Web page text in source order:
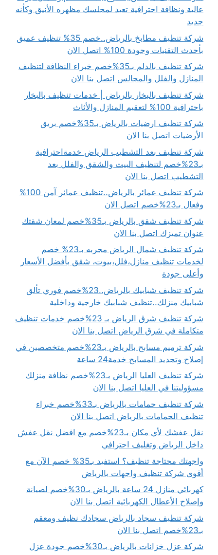
عالية ونظافة احترافية تعيد لمجلسك مظهره الأنيق وكأنه
جديد
شركة تنظيف مطابخ بالرياض..خصم 35% تنظيف عميق
بأحدث التقنيات وجودة 100% اتصل الان
شركة تنظيف بالدلم بـ35%خصم خبراء النظافة لتنظيف
المنازل والفلل والمجالس اتصل بنا الان
شركة تنظيف بالبخار بالرياض | خدمات تنظيف بالبخار
باحترافية 100% لتعقيم المنازل والأثاث
شركة تنظيف ارضيات بالرياض بـ35%خصم بريق
الأرضيات اتصل بنا الان
شركة تنظيف بعد التشطيب الرياض خدمةاحترافية
بـ23%خصم لتنظيف البيت والشقق والفلل بعد
التشطيب اتصل بنا الان
شركة تنظيف عمائر بالرياض..تنظيف عمائر آمن 100%
وفعال بـ23%خصم اتصل الان
شركة تنظيف شقق بالرياض بـ35%خصم لمعان شقتك
عنوان تميزك اتصل بنا الان
شركة تنظيف شمال الرياض مجربه بـ23% خصم
لخدمات تنظيف منازل،فلل،بيوت، شقق بأفضل الأسعار
وأعلى جودة
شركة تنظيف شبابيك بالرياض..23%خصم فوري تألق
شبابيك منزلك..تنظيف شبابيك خارجية وداخلية
شركة تنظيف شرق الرياض بـ 23%خصم خدمات تنظيف
متكاملة في شرق الرياض اتصل بنا الان
شركة ترميم مسابح بالرياض بـ23%خصم متخصصين في
إصلاح وتجديد المسابح خدمة24 ساعة
شركة تنظيف العليا الرياض بـ23%خصم نظافة منزلك
مسؤوليتنا في العليا اتصل بنا الان
شركة تنظيف حمامات بالرياض بـ33%خصم خبراء
تنظيف الحمامات بالرياض اتصل بنا الان
نقل عفشك لأي مكان بـ23%خصم مع افضل نقل عفش
داخل الرياض وتغليف احترافي
واجهتك محتاجة تنظيف؟ استفيد بـ35% خصم الآن مع
أقوى شركة تنظيف واجهات بالرياض
كهربائي منازل 24 ساعة بالرياض بـ30%خصم لصيانة
وإصلاح الأعطال الكهربائية اتصل بنا الان
شركة تنظيف سجاد بالرياض سجادك نظيف ومعقم
بـ23%خصم اتصل بنا الان
شركة عزل خزانات بالرياض بـ30%خصم جودة عزل